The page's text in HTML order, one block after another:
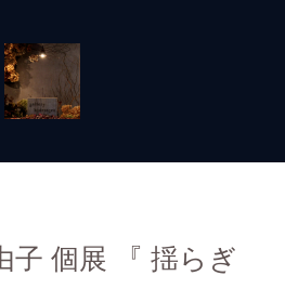
子 個展 『 揺らぎ